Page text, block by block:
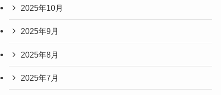
2025年10月
2025年9月
2025年8月
2025年7月